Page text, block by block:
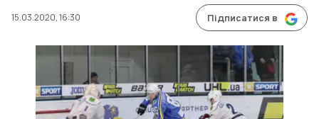
15.03.2020, 16:30 Підписатися в